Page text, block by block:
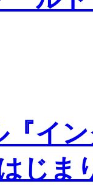
『イ
じま